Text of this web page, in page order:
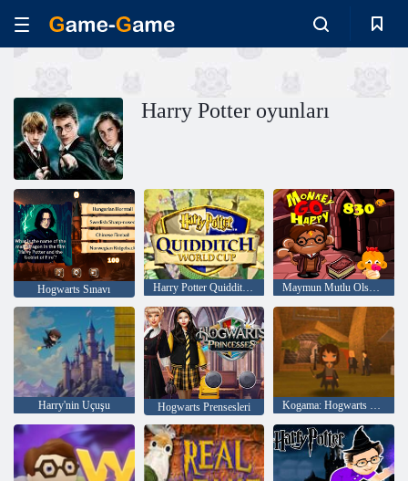
Harry Potter oyunları
Hogwarts Sınavı Harry Potter Quidditch Dünya Kupası Maymun Mutlu Olsun Sahnesi 830
Harry'nin Uçuşu Hogwarts Prensesleri Kogama: Hogwarts Sihirli Maceraları